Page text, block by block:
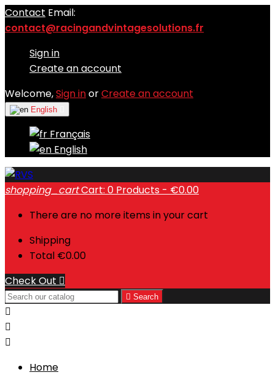
Contact Email:
contact@racingandvintagesolutions.fr
Sign in
Create an account
Welcome,Sign inorCreate an account
English
Français
English
shopping_cartCart: 0 Products - €0.00
There are no more items in your cart
Shipping
Total €0.00
Check Out 
 Search



Home